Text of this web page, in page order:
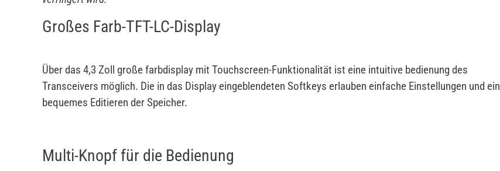
Großes Farb-TFT-LC-Display
Über das 4,3 Zoll große farbdisplay mit Touchscreen-Funktionalität ist eine intuitive bedienung des
Transceivers möglich. Die in das Display eingeblendeten Softkeys erlauben einfache Einstellungen und ein
bequemes Editieren der Speicher.
Multi-Knopf für die Bedienung